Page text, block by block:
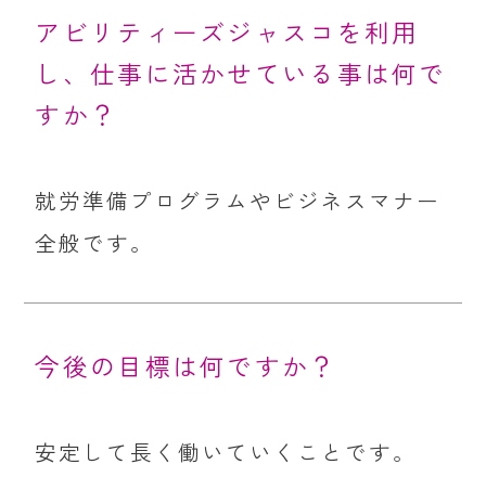
アビリティーズジャスコを利用
し、仕事に活かせている事は何で
すか？
就労準備プログラムやビジネスマナー
全般です。
今後の目標は何ですか？
安定して長く働いていくことです。